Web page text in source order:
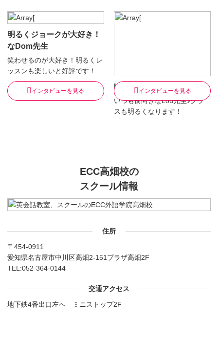
明るくジョークが大好き！
なDom先生
笑わせるのが大好き！明るくレ
ッスンも楽しいと好評です！
インタビューを見る Lou先生
いつも前向きなLou先生♪クラ
スも明るくなります！
インタビューを見る
ECC高畑校の
スクール情報
住所
〒454-0911
愛知県名古屋市中川区高畑2-151プラザ高畑2F
TEL:052-364-0144
交通アクセス
地下鉄4番出口左へ ミニストップ2F